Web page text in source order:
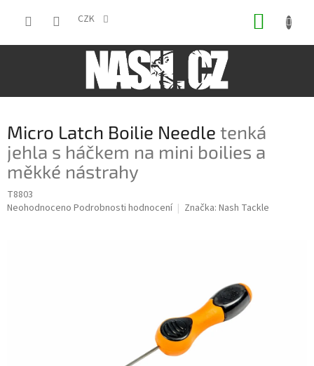
CZK
Micro Latch Boilie Needle tenká
jehla s háčkem na mini boilies a
měkké nástrahy
T8803
Průměrné
Neohodnoceno Podrobnosti hodnocení Značka: Nash Tackle